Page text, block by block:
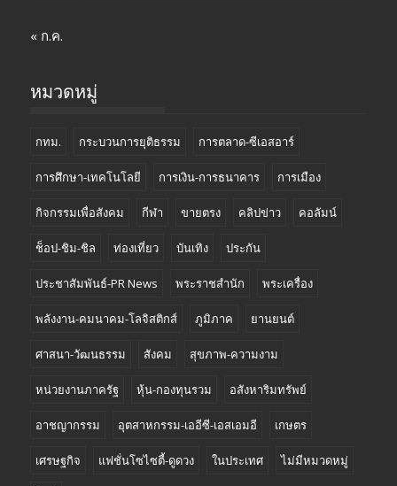
« ก.ค.
หมวดหมู่
กทม. กระบวนการยุติธรรม การตลาด-ซีเอสอาร์
การศึกษา-เทคโนโลยี การเงิน-การธนาคาร การเมือง
กิจกรรมเพื่อสังคม กีฬา ขายตรง คลิปข่าว คอลัมน์
ช็อป-ชิม-ชิล ท่องเที่ยว บันเทิง ประกัน
ประชาสัมพันธ์-PR News พระราชสำนัก พระเครื่อง
พลังงาน-คมนาคม-โลจิสติกส์ ภูมิภาค ยานยนต์
ศาสนา-วัฒนธรรม สังคม สุขภาพ-ความงาม
หน่วยงานภาครัฐ หุ้น-กองทุนรวม อสังหาริมทรัพย์
อาชญากรรม อุตสาหกรรม-เออีซี-เอสเอมอี เกษตร
เศรษฐกิจ แฟชั่นโซไซตี้-ดูดวง ในประเทศ ไม่มีหมวดหมู่